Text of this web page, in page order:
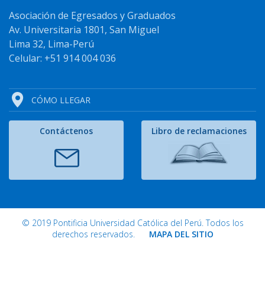
Asociación de Egresados y Graduados
Av. Universitaria 1801, San Miguel
Lima 32, Lima-Perú
Celular: +51 914 004 036
CÓMO LLEGAR
Contáctenos Libro de reclamaciones
© 2019 Pontificia Universidad Católica del Perú. Todos los
derechos reservados. MAPA DEL SITIO